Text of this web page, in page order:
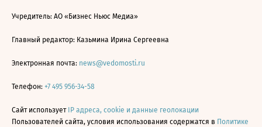
Учредитель: АО «Бизнес Ньюс Медиа»
Главный редактор: Казьмина Ирина Сергеевна
Электронная почта: news@vedomosti.ru
Телефон: +7 495 956-34-58
Сайт использует IP адреса, cookie и данные геолокации
Пользователей сайта, условия использования содержатся в Политике